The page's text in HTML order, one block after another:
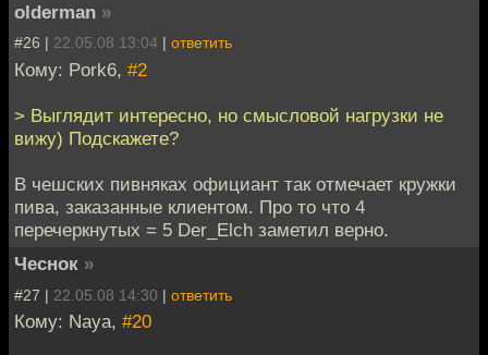
olderman »
#26 | 22.05.08 13:04 | ответить
Кому: Pork6, #2
> Выглядит интересно, но смысловой нагрузки не
вижу) Подскажете?
В чешских пивняках официант так отмечает кружки
пива, заказанные клиентом. Про то что 4
перечеркнутых = 5 Der_Elch заметил верно.
Чеснок »
#27 | 22.05.08 14:30 | ответить
Кому: Naya, #20